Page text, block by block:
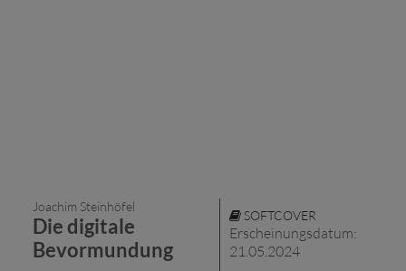
Joachim Steinhöfel
Die digitale
Bevormundung
SOFTCOVER
Erscheinungsdatum:
21.05.2024